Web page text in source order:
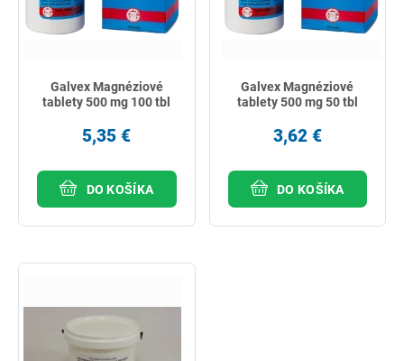
podľa názvu od A
Galvex Magnéziové
tablety 500 mg 100 tbl
5,35 €
DO KOŠÍKA
Galvex Magnéziové
tablety 500 mg 50 tbl
3,62 €
DO KOŠÍKA